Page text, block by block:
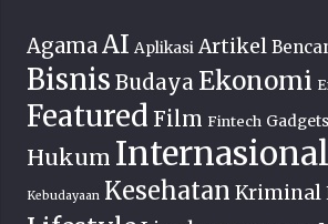
AgamaAI Aplikasi Artikel
Bisnis Budaya Ekonomi
Featured Film Fintech Gadgets
Hukum Internasional
Kebudayaan Kesehatan Kriminal